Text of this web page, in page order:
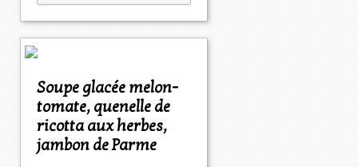
Soupe glacée melon-
tomate, quenelle de
ricotta aux herbes,
jambon de Parme